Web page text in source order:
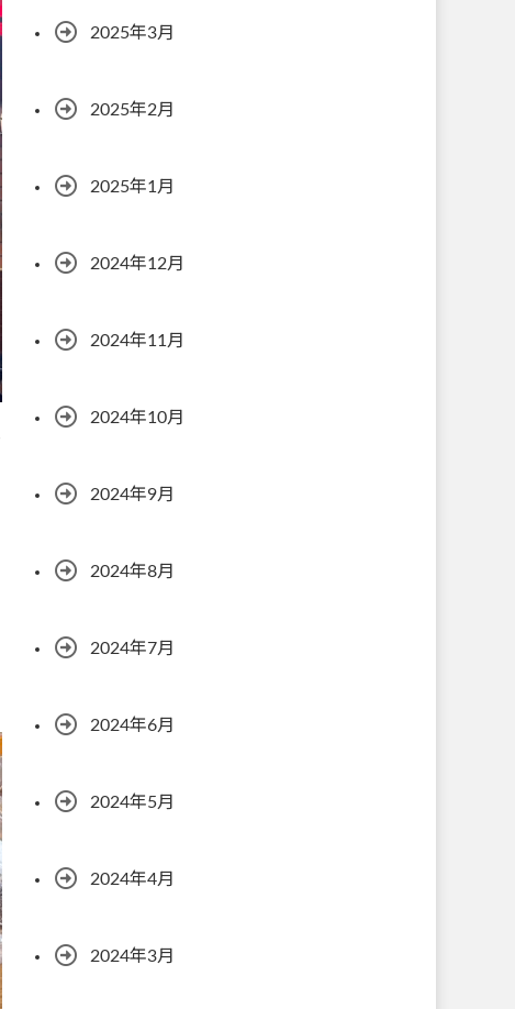
2025年3月
2025年2月
2025年1月
2024年12月
2024年11月
2024年10月
2024年9月
2024年8月
2024年7月
2024年6月
2024年5月
2024年4月
2024年3月